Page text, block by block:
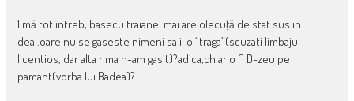
1.mă tot întreb, basecu traianel mai are olecuţă de stat sus in
deal.oare nu se gaseste nimeni sa i-o “traga”(scuzati limbajul
licentios, dar alta rima n-am gasit)?adica,chiar o fi D-zeu pe
pamant(vorba lui Badea)?